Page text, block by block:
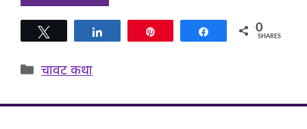
Share 0
SHARES
Categories
चावट कथा